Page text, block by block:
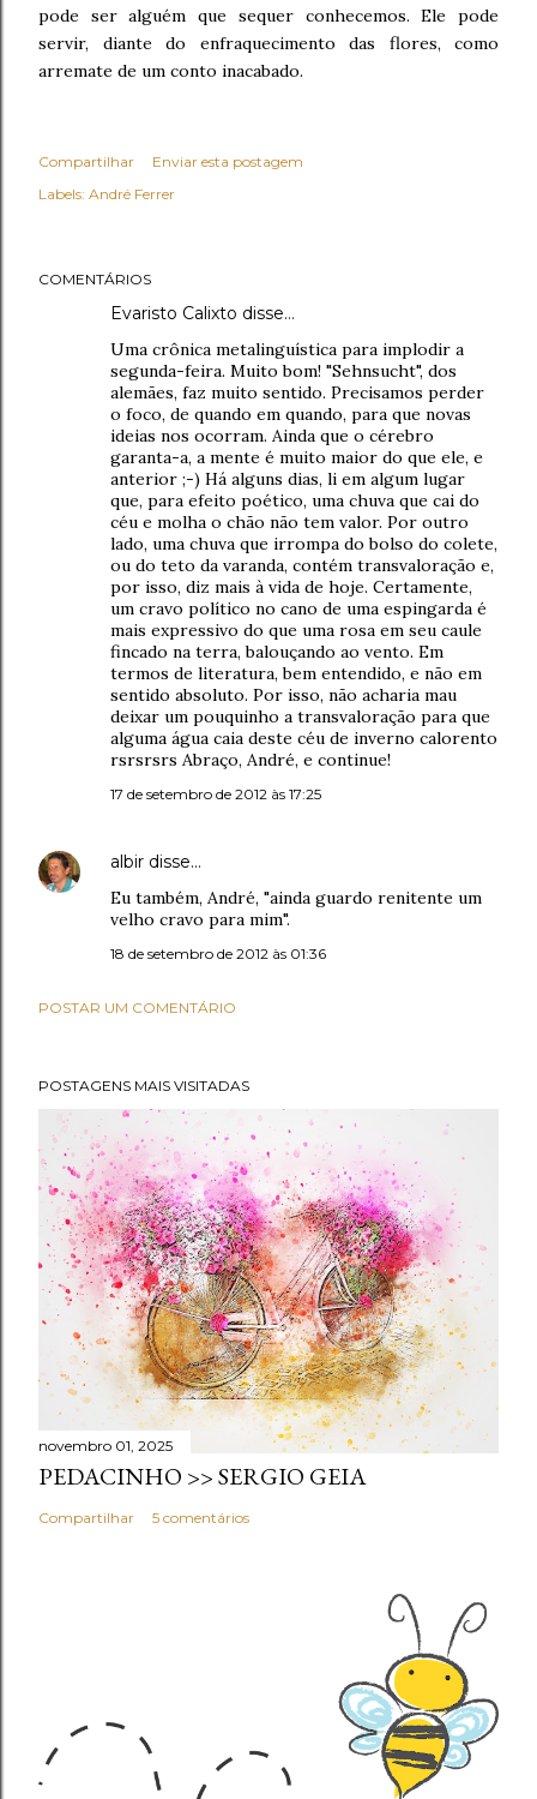
pode ser alguém que sequer conhecemos. Ele pode
servir, diante do enfraquecimento das flores, como
arremate de um conto inacabado.
Compartilhar
Enviar esta postagem
Labels: André Ferrer
COMENTÁRIOS
Evaristo Calixto disse…
Uma crônica metalinguística para implodir a
segunda-feira. Muito bom! "Sehnsucht", dos
alemães, faz muito sentido. Precisamos perder
o foco, de quando em quando, para que novas
ideias nos ocorram. Ainda que o cérebro
garanta-a, a mente é muito maior do que ele, e
anterior ;-) Há alguns dias, li em algum lugar
que, para efeito poético, uma chuva que cai do
céu e molha o chão não tem valor. Por outro
lado, uma chuva que irrompa do bolso do colete,
ou do teto da varanda, contém transvaloração e,
por isso, diz mais à vida de hoje. Certamente,
um cravo político no cano de uma espingarda é
mais expressivo do que uma rosa em seu caule
fincado na terra, balouçando ao vento. Em
termos de literatura, bem entendido, e não em
sentido absoluto. Por isso, não acharia mau
deixar um pouquinho a transvaloração para que
alguma água caia deste céu de inverno calorento
rsrsrsrs Abraço, André, e continue!
17 de setembro de 2012 às 17:25
albir disse…
Eu também, André, "ainda guardo renitente um
velho cravo para mim".
18 de setembro de 2012 às 01:36
POSTAR UM COMENTÁRIO
POSTAGENS MAIS VISITADAS
novembro 01, 2025
PEDACINHO >> SERGIO GEIA
Compartilhar 5 comentários